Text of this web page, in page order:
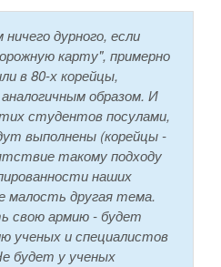
дурного, если
карту", примерно
в 80-х корейцы,
образом. И
студентов посулами,
выполнены (корейцы -
такому подходу
наших
малость другая тема.
свою армию - будет
ученых и специалистов
будет у ученых